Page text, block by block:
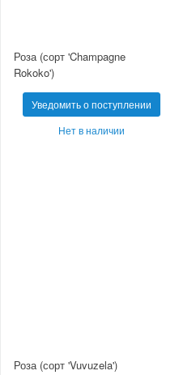
Роза (сорт 'Champagne
Rokoko')
Уведомить о поступлении
Нет в наличии
Роза (сорт 'Vuvuzela')